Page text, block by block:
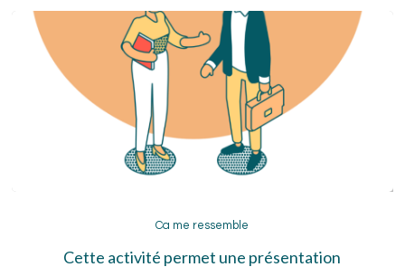
me
ressemble
Ca me ressemble
Cette activité permet une présentation